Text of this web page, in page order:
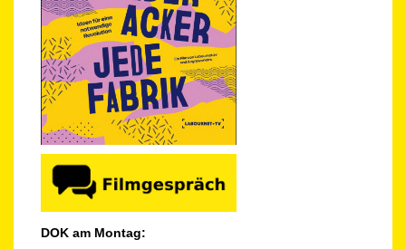
DOK am Montag: